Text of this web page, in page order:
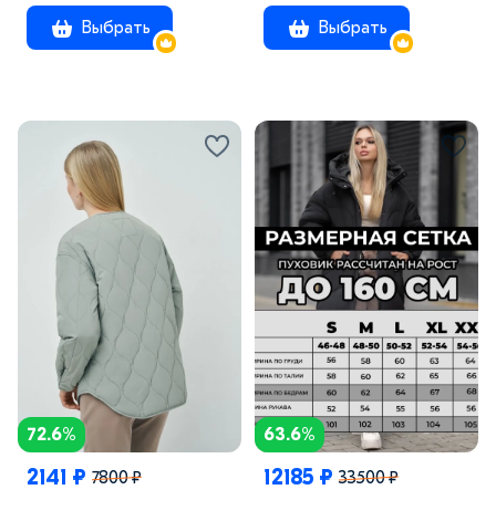
Выбрать Выбрать
72.6%
2141 ₽ 7800 ₽
63.6%
12185 ₽ 33500 ₽